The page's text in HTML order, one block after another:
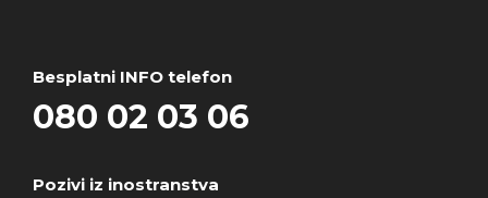
Besplatni INFO telefon
080 02 03 06
Pozivi iz inostranstva